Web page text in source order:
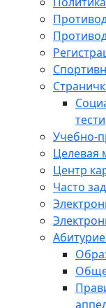
Учебно-
Целевая
Центр
Часто